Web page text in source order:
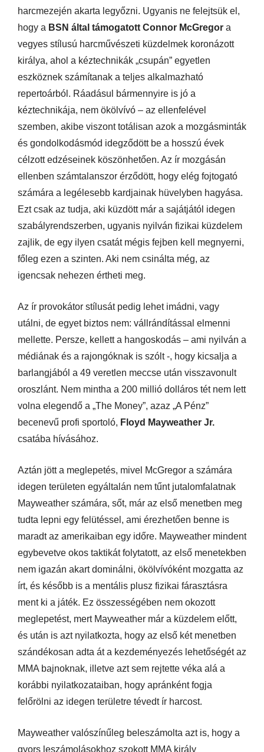
harcmezején akarta legyőzni. Ugyanis ne felejtsük el,
hogy a BSN által támogatott Connor McGregor a
vegyes stílusú harcművészeti küzdelmek koronázott
királya, ahol a kéztechnikák „csupán” egyetlen
eszköznek számítanak a teljes alkalmazható
repertoárból. Ráadásul bármennyire is jó a
kéztechnikája, nem ökölvívó – az ellenfelével
szemben, akibe viszont totálisan azok a mozgásminták
és gondolkodásmód idegződött be a hosszú évek
célzott edzéseinek köszönhetően. Az ír mozgásán
ellenben számtalanszor érződött, hogy elég fojtogató
számára a legélesebb kardjainak hüvelyben hagyása.
Ezt csak az tudja, aki küzdött már a sajátjától idegen
szabályrendszerben, ugyanis nyilván fizikai küzdelem
zajlik, de egy ilyen csatát mégis fejben kell megnyerni,
főleg ezen a szinten. Aki nem csinálta még, az
igencsak nehezen értheti meg.
Az ír provokátor stílusát pedig lehet imádni, vagy
utálni, de egyet biztos nem: vállrándítással elmenni
mellette. Persze, kellett a hangoskodás – ami nyilván a
médiának és a rajongóknak is szólt -, hogy kicsalja a
barlangjából a 49 veretlen meccse után visszavonult
oroszlánt. Nem mintha a 200 millió dolláros tét nem lett
volna elegendő a „The Money”, azaz „A Pénz”
becenevű profi sportoló, Floyd Mayweather Jr.
csatába hívásához.
Aztán jött a meglepetés, mivel McGregor a számára
idegen területen egyáltalán nem tűnt jutalomfalatnak
Mayweather számára, sőt, már az első menetben meg
tudta lepni egy felütéssel, ami érezhetően benne is
maradt az amerikaiban egy időre. Mayweather mindent
egybevetve okos taktikát folytatott, az első menetekben
nem igazán akart dominálni, ökölvívóként mozgatta az
írt, és később is a mentális plusz fizikai fárasztásra
ment ki a játék. Ez összességében nem okozott
meglepetést, mert Mayweather már a küzdelem előtt,
és után is azt nyilatkozta, hogy az első két menetben
szándékosan adta át a kezdeményezés lehetőségét az
MMA bajnoknak, illetve azt sem rejtette véka alá a
korábbi nyilatkozataiban, hogy apránként fogja
felőrölni az idegen területre tévedt ír harcost.
Mayweather valószínűleg beleszámolta azt is, hogy a
gyors leszámolásokhoz szokott MMA király